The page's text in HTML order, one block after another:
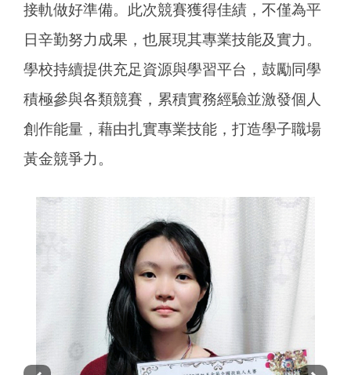
接軌做好準備。此次競賽獲得佳績，不僅為平
日辛勤努力成果，也展現其專業技能及實力。
學校持續提供充足資源與學習平台，鼓勵同學
積極參與各類競賽，累積實務經驗並激發個人
創作能量，藉由扎實專業技能，打造學子職場
黃金競爭力。